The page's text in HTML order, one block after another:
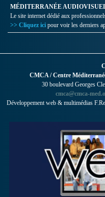
MÉDITERRANÉE
Le site internet dédié aux
>> Cliquez ici pour voir les derniers
CMCA / Centre
30 boulevard Georges
cmca@cmca-
Développement web & multimédias